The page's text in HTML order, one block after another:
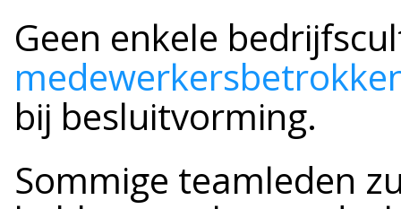
Geen enkele
bij besluitvorming.
Sommige teamleden